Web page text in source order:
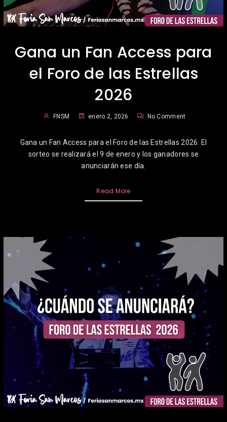
Gana un Fan Access para
el Foro de las Estrellas
2026
FNSM enero 2, 2026 No Comment
Gana un Fan Access para el Foro de las Estrellas 2026. El
sorteo se realizará el 9 de enero y los ganadores se
anunciarán ese día.
Read More